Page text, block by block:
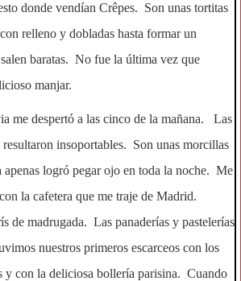
donde vendían Crêpes. Son unas tortitas
relleno y dobladas hasta formar un
baratas. No fue la última vez que
manjar.
me despertó a las cinco de la mañana. Las
resultaron insoportables. Son unas morcillas
logró pegar ojo en toda la noche. Me
la cafetera que me traje de Madrid.
de madrugada. Las panaderías y pastelerías
nuestros primeros escarceos con los
y con la deliciosa bollería parisina. Cuando